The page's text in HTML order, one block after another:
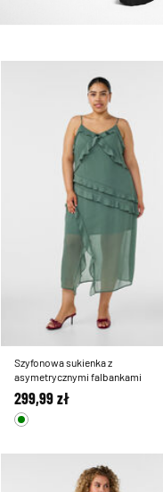
Szyfonowa sukienka z
asymetrycznymi falbankami
299,99 zł